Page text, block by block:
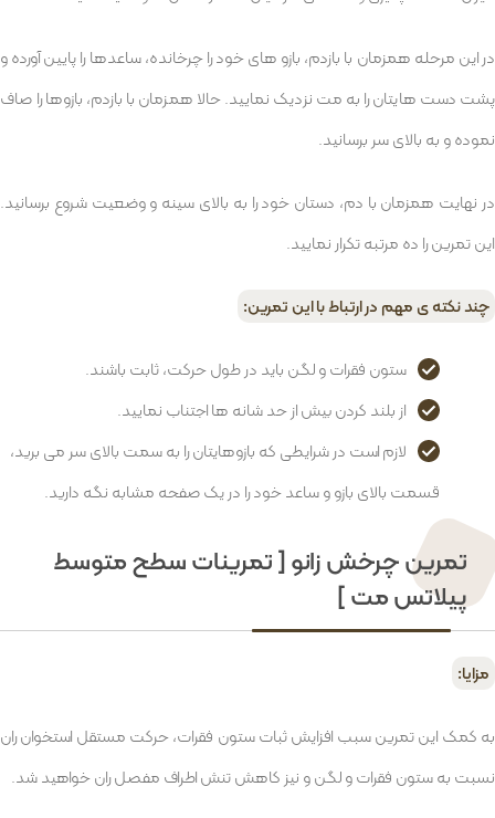
در این مرحله همزمان با بازدم، بازو های خود را چرخانده، ساعدها را پایین آورده و
پشت دست هایتان را به مت نزدیک نمایید. حالا همزمان با بازدم، بازوها را صاف
نموده و به بالای سر برسانید.
در نهایت همزمان با دم، دستان خود را به بالای سینه و وضعیت شروع برسانید.
این تمرین را ده مرتبه تکرار نمایید.
چند نکته ی مهم در ارتباط با این تمرین:
ستون فقرات و لگن باید در طول حرکت، ثابت باشند.
از بلند کردن بیش از حد شانه ها اجتناب نمایید.
لازم است در شرایطی که بازوهایتان را به سمت بالای سر می برید،
قسمت بالای بازو و ساعد خود را در یک صفحه مشابه نگه دارید.
تمرین چرخش زانو [ تمرینات سطح متوسط
پیلاتس مت ]
مزایا:
به کمک این تمرین سبب افزایش ثبات ستون فقرات، حرکت مستقل استخوان ران
نسبت به ستون فقرات و لگن و نیز کاهش تنش اطراف مفصل ران خواهید شد.